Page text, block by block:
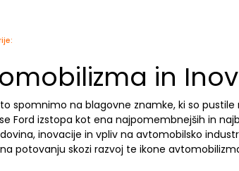
in
spomnimo na blagovne znamke, ki so pustile
Ford izstopa kot ena najpomembnejših in
inovacije in vpliv na avtomobilsko
potovanju skozi razvoj te ikone